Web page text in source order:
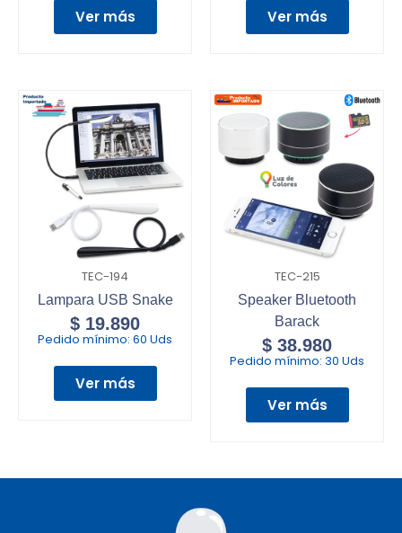
Ver más Ver más
TEC-194
Lampara USB Snake
$ 19.890
Pedido mínimo: 60 Uds
Ver más
TEC-215
Speaker Bluetooth
Barack
$ 38.980
Pedido mínimo: 30 Uds
Ver más